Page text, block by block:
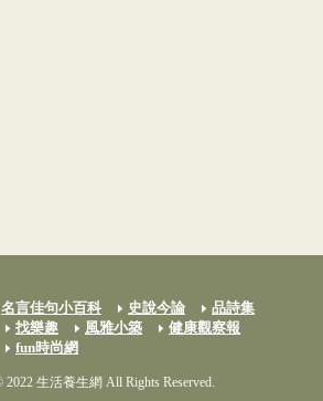
名言佳句小百科 史說今論
品詩集
找樂趣 風雅小築
健康觀察報
fun時尚網
2022 生活養生網 All Rights Reserved.